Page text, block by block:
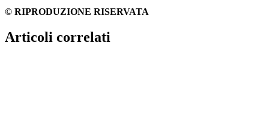
© RIPRODUZIONE RISERVATA
Articoli correlati